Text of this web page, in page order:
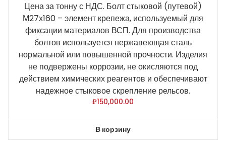
Цена за тонну с НДС. Болт стыковой (путевой)
М27х160 – элемент крепежа, используемый для
фиксации материалов ВСП. Для производства
болтов используется нержавеющая сталь
нормальной или повышенной прочности. Изделия
не подвержены коррозии, не окисляются под
действием химических реагентов и обеспечивают
надежное стыковое скрепление рельсов.
₽150,000.00
В корзину